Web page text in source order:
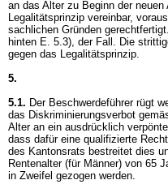
an das Alter zu Beginn der
Legalitätsprinzip vereinbar,
sachlichen Gründen
hinten E. 5.3), der Fall. Die
gegen das Legalitätsprinzip.
5.
5.1. Der Beschwerdeführer rügt
das Diskriminierungsverbot
Alter an ein ausdrücklich
dass dafür eine qualifizierte
des Kantonsrats bestreitet dies
Rentenalter (für Männer) von 65
in Zweifel gezogen werden.